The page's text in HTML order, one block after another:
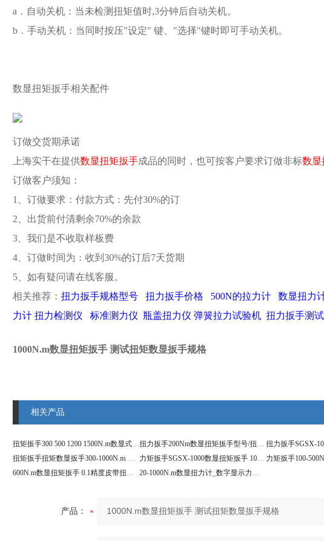
a．自动关机：当未检测扭矩值时,3分钟后自动关机。
b．手动关机：当同时按压"设定" 键、"选择"键时即可手动关机。
数显扭矩扳手相关配件
订做交货期承诺
上海实干在提供数显扭矩扳手成品的同时，也可按客户要求订做非标数显
订做客户须知：
1、订做要求：付款方式：先付30%的订
2、出货前付清剩余70%的余款
3、我们是不收取样板费
4、订做时间为：收到30%的订后7天货期
5、如有疑问请在线客服。
相关推荐： 扭力扳手规格型号 扭力扳手价格 500N的拉力计 数显扭力
力计 扭力检测仪 标准测力仪 瓶盖扭力仪 弹簧拉力试验机 扭力扳手测
1000N.m数显扭矩扳手 测试扭矩数显扳手规格
相关产品
扭矩扳手300 500 1200 1500N.m数显式扭矩检测扳手 扭力扳手200Nm数显扭矩扳手型号/扭矩数显扳手规格
扭矩扳手扭矩数显扳手300-1000N.m 电子数字扭力扳手
力矩扳手SGSX-1000数显扭矩扳手 1000N.m扭力计价格
600N.m数显扭矩扳手 0.1精度皮带扭力扳子
20-1000N.m数显扭力计_数字显示力矩扳手
产品：